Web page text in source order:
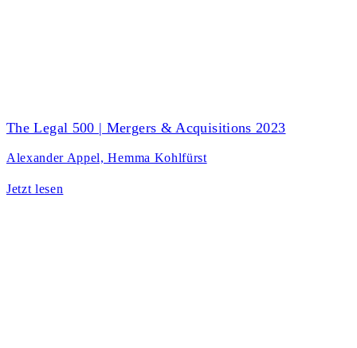
The Legal 500 | Mergers & Acquisitions 2023
Alexander Appel, Hemma Kohlfürst
Jetzt lesen